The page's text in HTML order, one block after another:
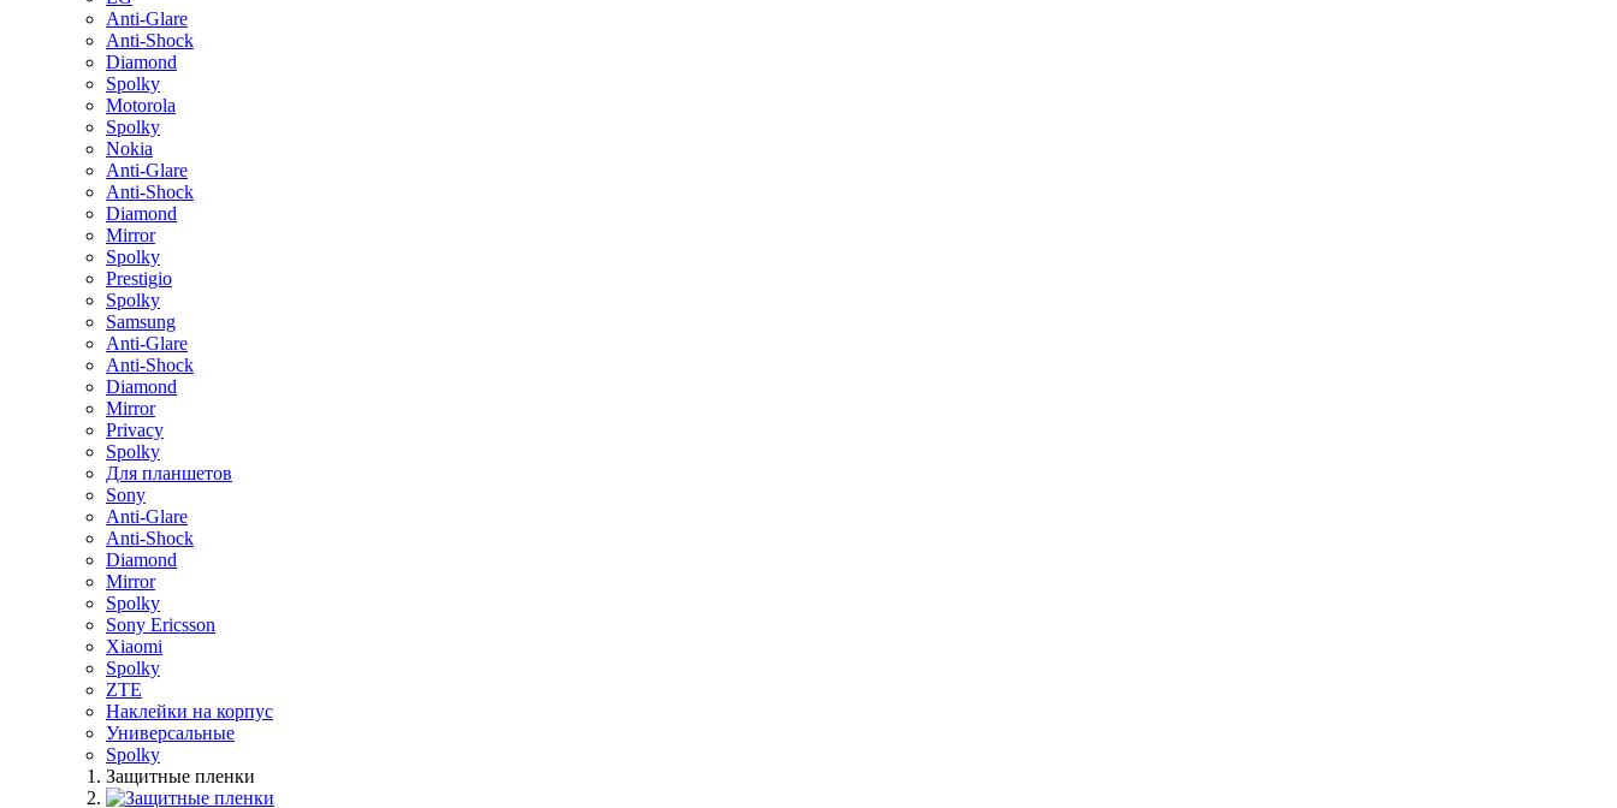
Anti-Glare
Anti-Shock
Diamond
Spolky
Motorola
Spolky
Nokia
Anti-Glare
Anti-Shock
Diamond
Mirror
Spolky
Prestigio
Spolky
Samsung
Anti-Glare
Anti-Shock
Diamond
Mirror
Privacy
Spolky
Для планшетов
Sony
Anti-Glare
Anti-Shock
Diamond
Mirror
Spolky
Sony Ericsson
Xiaomi
Spolky
ZTE
Наклейки на корпус
Универсальные
Spolky
Защитные пленки